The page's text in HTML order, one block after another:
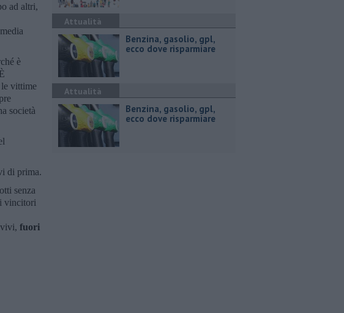
ad altri,
è
vittime
società
di prima.
senza
i vincitori
fuori
Attualità
​Benzina, gasolio, gpl,
ecco dove risparmiare
Attualità
​Benzina, gasolio, gpl,
ecco dove risparmiare